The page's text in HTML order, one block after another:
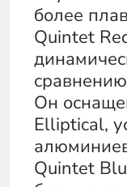
более
Quintet
Он
Elliptical,
Quintet